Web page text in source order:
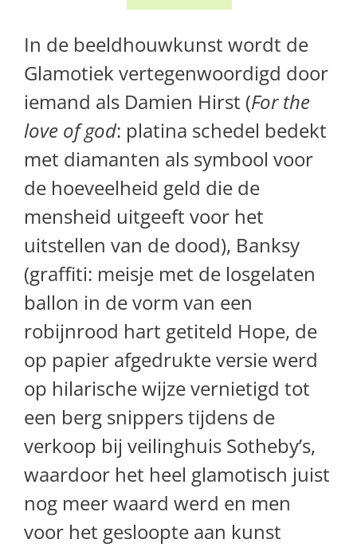
In de beeldhouwkunst wordt de
Glamotiek vertegenwoordigd door
iemand als Damien Hirst (For the
love of god: platina schedel bedekt
met diamanten als symbool voor
de hoeveelheid geld die de
mensheid uitgeeft voor het
uitstellen van de dood), Banksy
(graffiti: meisje met de losgelaten
ballon in de vorm van een
robijnrood hart getiteld Hope, de
op papier afgedrukte versie werd
op hilarische wijze vernietigd tot
een berg snippers tijdens de
verkoop bij veilinghuis Sotheby’s,
waardoor het heel glamotisch juist
nog meer waard werd en men
voor het gesloopte aan kunst